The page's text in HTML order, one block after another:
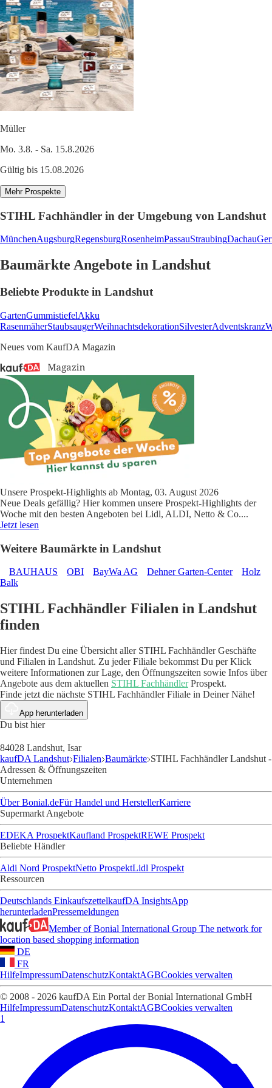
Müller
Mo. 3.8. - Sa. 15.8.2026
Gültig bis 15.08.2026
Mehr Prospekte
STIHL Fachhändler in der Umgebung von Landshut
MünchenAugsburgRegensburgRosenheimPassauStraubingDachau
Baumärkte Angebote in Landshut
Beliebte Produkte in Landshut
GartenGummistiefelAkku
RasenmäherStaubsaugerWeihnachtsdekorationSilvesterAdventskranz
Neues vom KaufDA Magazin
Unsere Prospekt-Highlights ab Montag, 03. August 2026
Neue Deals gefällig? Hier kommen unsere Prospekt-Highlights der
Woche mit den besten Angeboten bei Lidl, ALDI, Netto & Co....
Jetzt lesen
Weitere Baumärkte in Landshut
BAUHAUS OBI BayWa AG Dehner Garten-Center
Holz
Balk
STIHL Fachhändler Filialen in Landshut
finden
Hier findest Du eine Übersicht aller STIHL Fachhändler Geschäfte
und Filialen in Landshut. Zu jeder Filiale bekommst Du per Klick
weitere Informationen zur Lage, den Öffnungszeiten sowie Infos über
Angebote aus dem aktuellen STIHL FachhändlerProspekt.
Finde jetzt die nächste STIHL Fachhändler Filiale in Deiner Nähe!
App herunterladen
Du bist hier
84028 Landshut, Isar
kaufDA Landshut Filialen Baumärkte STIHL Fachhändler Landshut -
Adressen & Öffnungszeiten
Unternehmen
Über Bonial.deFür Handel und HerstellerKarriere
Supermarkt Angebote
EDEKA ProspektKaufland ProspektREWE Prospekt
Beliebte Händler
Aldi Nord ProspektNetto ProspektLidl Prospekt
Ressourcen
Deutschlands EinkaufszettelkaufDA InsightsApp
herunterladenPressemeldungen
Member of Bonial International Group The network for
location based shopping information
DE
FR
HilfeImpressumDatenschutzKontaktAGBCookies verwalten
© 2008 - 2026 kaufDA Ein Portal der Bonial International GmbH
HilfeImpressumDatenschutzKontaktAGBCookies verwalten
1